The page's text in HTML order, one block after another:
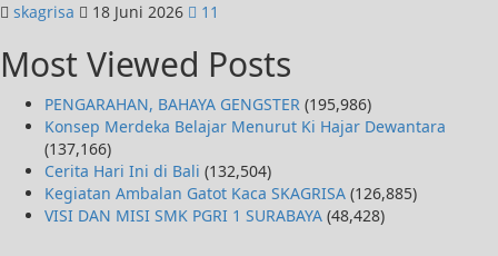
skagrisa 18 Juni 2026 11
Most Viewed Posts
PENGARAHAN, BAHAYA GENGSTER (195,986)
Konsep Merdeka Belajar Menurut Ki Hajar Dewantara
(137,166)
Cerita Hari Ini di Bali (132,504)
Kegiatan Ambalan Gatot Kaca SKAGRISA (126,885)
VISI DAN MISI SMK PGRI 1 SURABAYA (48,428)